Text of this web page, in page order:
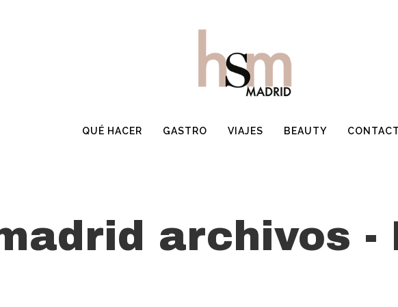
to close
QUÉ HACER GASTRO VIAJES BEAUTY
archivos -